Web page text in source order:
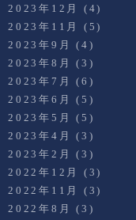
2023年12月
(4)
2023年11月
(5)
2023年9月
(4)
2023年8月
(3)
2023年7月
(6)
2023年6月
(5)
2023年5月
(5)
2023年4月
(3)
2023年2月
(3)
2022年12月
(3)
2022年11月
(3)
2022年8月
(3)